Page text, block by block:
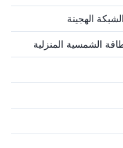
الهجينة
الشمسية المنزلية